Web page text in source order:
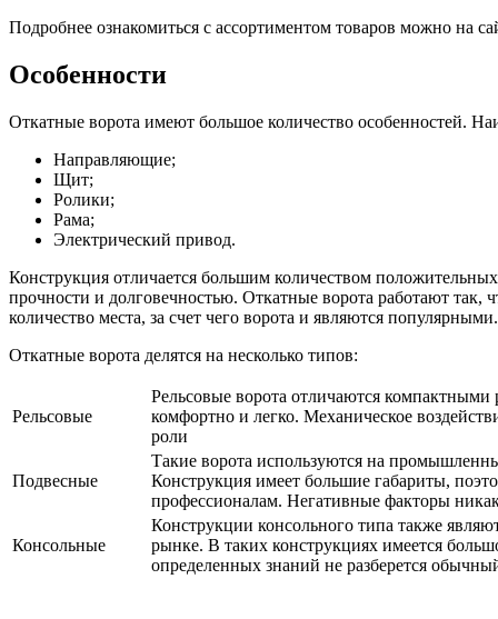
Подробнее ознакомиться с ассортиментом товаров можно на
Особенности
Откатные ворота имеют большое количество особенностей.
Направляющие;
Щит;
Ролики;
Рама;
Электрический привод.
Конструкция отличается большим количеством
прочности и долговечностью. Откатные ворота работают
количество места, за счет чего ворота и являются популярными.
Откатные ворота делятся на несколько типов:
Рельсовые
Рельсовые ворота отличаются компактными
комфортно и легко. Механическое
роли
Подвесные
Такие ворота используются на
Конструкция имеет большие габариты,
профессионалам. Негативные факторы
Консольные
Конструкции консольного типа также
рынке. В таких конструкциях имеется
определенных знаний не разберется